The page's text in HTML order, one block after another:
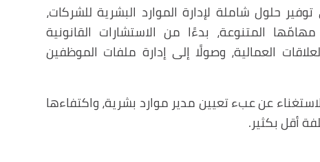
حلول شاملة لإدارة الموارد البشرية للشركات،
المتنوعة، بدءًا من الاستشارات القانونية
العمالية، وصولًا إلى إدارة ملفات الموظفين
عن عبء تعيين مدير موارد بشرية، واكتفاءها
أقل بكثير.